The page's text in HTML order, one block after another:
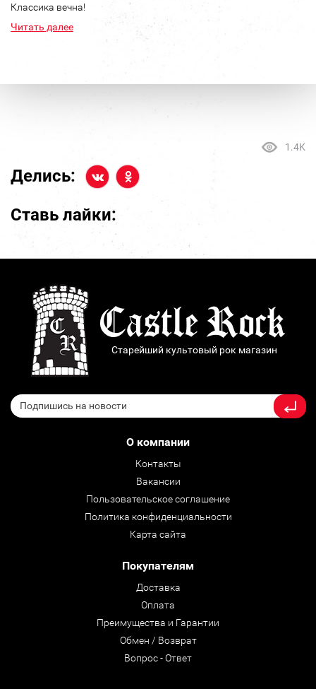
Классика вечна!
Читать далее
1.4K
Делись:
Ставь лайки:
Старейший культовый рок магазин
О компании
Контакты
Вакансии
Пользовательское соглашение
Политика конфиденциальности
Карта сайта
Покупателям
Доставка
Оплата
Преимущества и Гарантии
Обмен / Возврат
Вопрос - Ответ